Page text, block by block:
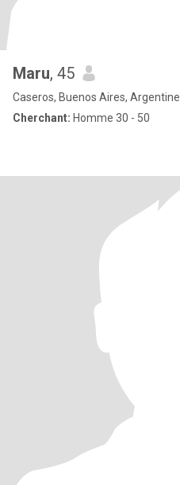
Maru, 45
Caseros, Buenos Aires, Argentine
Cherchant: Homme 30 - 50